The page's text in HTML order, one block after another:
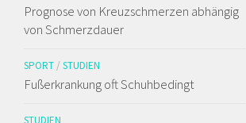
Prognose von Kreuzschmerzen abhängig
von Schmerzdauer
SPORT / STUDIEN
Fußerkrankung oft Schuhbedingt
STUDIEN